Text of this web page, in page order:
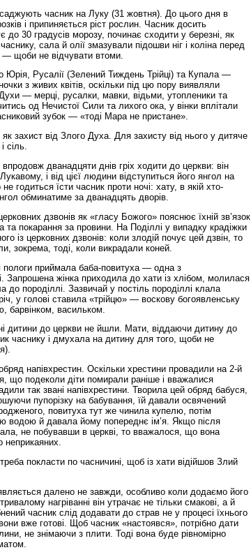
часник на Луку (31 жовтня). До цього дня в
і припиняється ріст рослин. Часник досить
до 30 градусів морозу, починає сходити у березні, як
сала й олії змазували підошви ніг і коліна перед
щоби не відчувати втоми.
Юрія, Русалії (Зелений Тиждень Трійці) та Купала —
з живих квітів, оскільки під цю пору виявляли
— мерці, русалки, мавки, відьми, утопленики та
од Нечистої Сили та лихого ока, у вінки вплітали
зубок — «тоді Мара не пристане».
захист від Злого Духа. Для захисту від нього у дитяче
сіль.
дванадцяти днів гріх ходити до церкви: він
і від цієї людини відступиться його янгол на
годиться їсти часник проти ночі: хату, в якій хто-
обминатиме за дванадцять дворів.
дзвонів як «гласу Божого» пояснює їхній зв’язок
та покарання за провини. На Поділлі у випадку крадіжки
із церковних дзвонів: коли злодій почує цей дзвін, то
зокрема, тоді, коли викрадали коней.
пологи приймала баба-повитуха — одна з
Запрошена жінка приходила до хати із хлібом, молилася
до породіллі. Зазвичай у постіль породіллі клала
у голові ставила «трійцю» — воскову богоявленську
барвінком, васильком.
дитини до церкви не йшли. Мати, віддаючи дитину до
часнику і дмухала на дитину для того, щоби не
напівхрестин. Оскільки хрестини провадили на 2-й
що подеколи діти помирали раніше і вважалися
так звані напівхрестини. Творила цей обряд бабуся,
пупорізку на бабування, їй давали освячений
повитуха тут же чинила купелю, потім
водою й давала йому попереднє ім’я. Якщо після
не побувавши в церкві, то вважалося, що вона
покласти по часничині, щоб із хати відійшов Злий
далено не завжди, особливо коли додаємо його
нагріванні він утрачає не тільки смакові, а й
часник слід додавати до страв не у процесі їхнього
вже готові. Щоб часник «настоявся», потрібно дати
не знімаючи з плити. Тоді вона буде рівномірно